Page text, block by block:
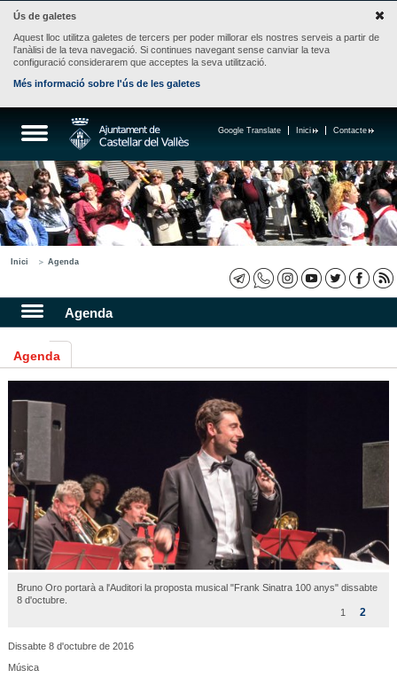
Ús de galetes
Aquest lloc utilitza galetes de tercers per poder millorar els nostres serveis a partir de
l'anàlisi de la teva navegació. Si continues navegant sense canviar la teva
configuració considerarem que acceptes la seva utilització.
Més informació sobre l'ús de les galetes
Contacte
Inici
Google Translate
Inici Agenda
Agenda
Agenda
Bruno Oro portarà a l'Auditori la proposta musical "Frank Sinatra 100 anys" dissabte
8 d'octubre.
1
2
Dissabte 8 d'octubre de 2016
Música